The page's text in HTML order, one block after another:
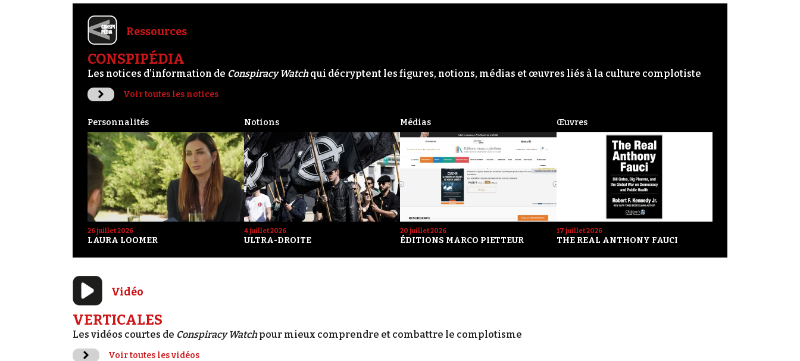
Ressources
CONSPIPÉDIA
Les notices d’information de Conspiracy Watchqui décryptent les figures, notions, médias et œuvres liés à la culture complotiste
Voir toutes les notices
Personnalités
26 juillet 2026
LAURA LOOMER
Notions
4 juillet 2026
ULTRA-DROITE
Médias
20 juillet 2026
ÉDITIONS MARCO PIETTEUR
Œuvres
17 juillet 2026
THE REAL ANTHONY FAUCI
Vidéo
VERTICALES
Les vidéos courtes de Conspiracy Watchpour mieux comprendre et combattre le complotisme
Voir toutes les vidéos